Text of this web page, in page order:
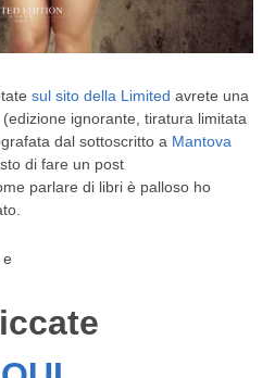
sul sito della Limited avrete una
ignorante, tiratura limitata
dal sottoscritto a Mantova
di fare un post
parlare di libri è palloso ho